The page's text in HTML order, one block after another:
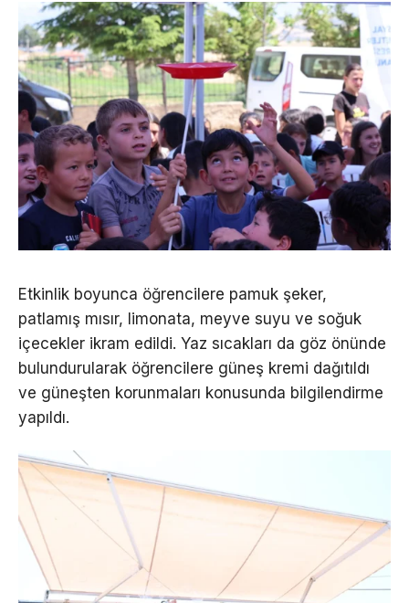
Etkinlik boyunca öğrencilere pamuk şeker,
patlamış mısır, limonata, meyve suyu ve soğuk
içecekler ikram edildi. Yaz sıcakları da göz önünde
bulundurularak öğrencilere güneş kremi dağıtıldı
ve güneşten korunmaları konusunda bilgilendirme
yapıldı.